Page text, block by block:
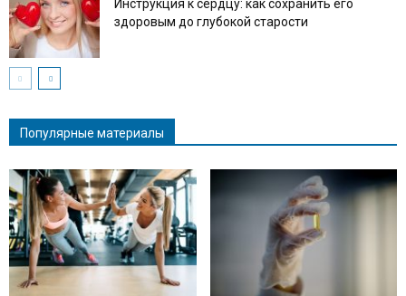
Инструкция к сердцу: как сохранить его
здоровым до глубокой старости
Популярные материалы